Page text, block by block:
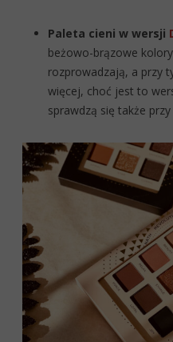
Paleta cieni w wersji
beżowo-brązowe
rozprowadzają, a przy
więcej, choć jest to
sprawdzą się także